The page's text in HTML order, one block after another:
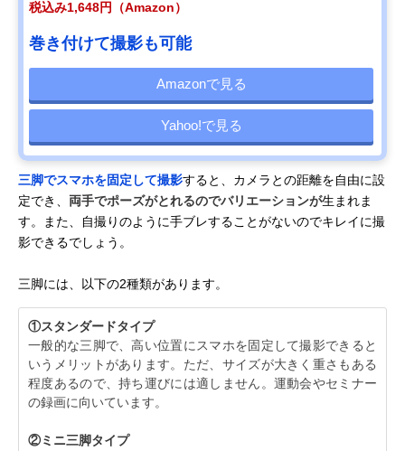
税込み1,648円（Amazon）
巻き付けて撮影も可能
Amazonで見る
Yahoo!で見る
三脚でスマホを固定して撮影すると、カメラとの距離を自由に設
定でき、 両手でポーズがとれるのでバリエーションが生まれま
す。また、自撮りのように手ブレすることがないのでキレイに撮
影できるでしょう。
三脚には、以下の2種類があります。
①スタンダードタイプ
一般的な三脚で、高い位置にスマホを固定して撮影できると
いうメリットがあります。ただ、サイズが大きく重さもある
程度あるので、持ち運びには適しません。運動会やセミナー
の録画に向いています。
②ミニ三脚タイプ